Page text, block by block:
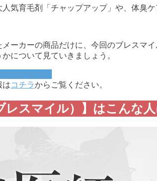
気育毛剤「チャップアップ」や、体臭
メーカーの商品だけに、今回のブレスマ
について見ていきましょう。
はコチラからご覧ください。
レスマイル）】はこんな